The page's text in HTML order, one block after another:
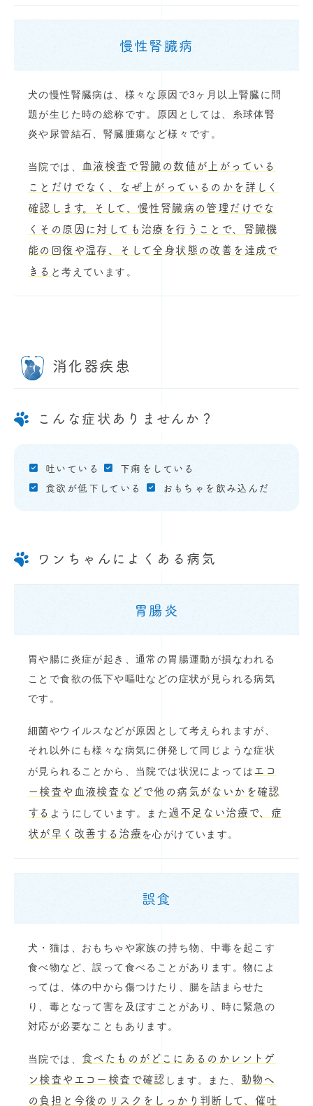
慢性腎臓病
犬の慢性腎臓病は、様々な原因で3ヶ月以上腎臓に問
題が生じた時の総称です。原因としては、糸球体腎
炎や尿管結石、腎臓腫瘍など様々です。
当院では、 血液検査で腎臓の数値が上がっている
ことだけでなく、なぜ上がっているのかを詳しく
確認します。そして、慢性腎臓病の管理だけでな
くその原因に対しても治療を行うことで、腎臓機
能の回復や温存、そして全身状態の改善を達成で
きる と考えています。
消化器疾患
こんな症状ありませんか？
吐いている
下痢をしている
食欲が低下している
おもちゃを飲み込んだ
ワンちゃんによくある病気
胃腸炎
胃や腸に炎症が起き、通常の胃腸運動が損なわれる
ことで食欲の低下や嘔吐などの症状が見られる病気
です。
細菌やウイルスなどが原因として考えられますが、
それ以外にも様々な病気に併発して同じような症状
が見られることから、当院では状況によってはエコ
ー検査や血液検査などで他の病気がないかを確認
する ようにしています。また 過不足ない治療で、症
状が早く改善する治療を心がけています。
誤食
犬・猫は、おもちゃや家族の持ち物、中毒を起こす
食べ物など、誤って食べることがあります。物によ
っては、体の中から傷つけたり、腸を詰まらせた
り、毒となって害を及ぼすことがあり、時に緊急の
対応が必要なこともあります。
当院では、 食べたものがどこにあるのかレントゲ
ン検査やエコー検査で確認 します。また、 動物へ
の負担と今後のリスクをしっかり判断して、催吐